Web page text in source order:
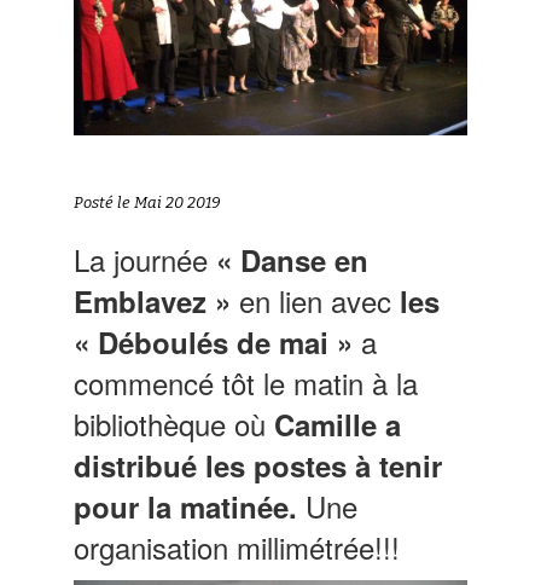
Posté le Mai 20 2019
La journée « Danse en
Emblavez » en lien avec les
« Déboulés de mai » a
commencé tôt le matin à la
bibliothèque où Camille a
distribué les postes à tenir
pour la matinée. Une
organisation millimétrée!!!